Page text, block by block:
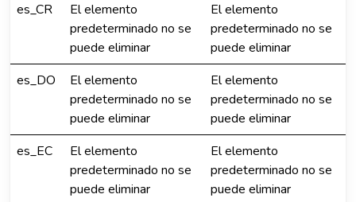
es_CR
El elemento
predeterminado no se
puede eliminar
El elemento
predeterminado no se
puede eliminar
es_DO
El elemento
predeterminado no se
puede eliminar
El elemento
predeterminado no se
puede eliminar
es_EC
El elemento
predeterminado no se
puede eliminar
El elemento
predeterminado no se
puede eliminar